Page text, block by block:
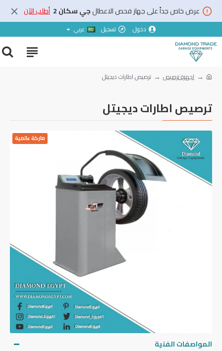
عرض خاص جداً على جهاز فحص الاعطالجي سكان 2 أطلب الآن
دخول تسجيل عربي
اجهزة ترصيص ترصيص اطارات ديجيتل
ترصيص اطارات ديجيتل
ماركة عالمية
المواصفات الفنية